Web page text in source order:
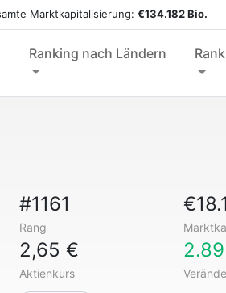
Marktkapitalisierung: €134.182 Bio.
Ranking nach Ländern
#1161
Rang
2,65 €
Aktienkurs